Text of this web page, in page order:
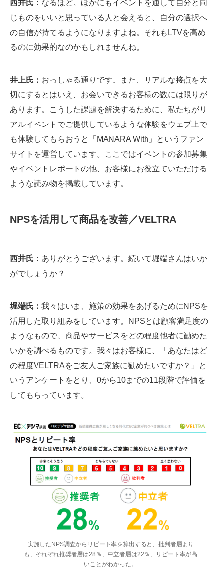
西井氏： なるほど。ほかにもイベントを通して自分と同
じものをいいと思っている人と会えると、自分の選択へ
の自信が持てるようになりますよね。それもLTVを高め
るのに効果的なのかもしれませんね。
井上氏： おっしゃる通りです。また、リアルな接点を大
切にするとはいえ、お会いできるお客様の数には限りが
あります。こうした課題を解決するために、私たちがリ
アルイベントでご提供しているような体験をウェブ上で
も体験してもらおうと「MANARA With」というファン
サイトを運営しています。ここではイベントの参加募集
やイベントレポートの他、お客様にお役立ていただける
ような読み物を掲載しています。
NPSを活用して商品を改善／VELTRA
西井氏： ありがとうございます。続いて堀端さんはいか
がでしょうか？
堀端氏： 我々はいま、施策の効果をあげるためにNPSを
活用した取り組みをしています。NPSとは顧客満足度の
ようなもので、商品やサービスをどの程度他者に勧めた
いかを調べるものです。我々はお客様に、「あなたはど
の程度VELTRAをご友人ご家族に勧めたいですか？」と
いうアンケートをとり、0から10までの11段階で評価を
してもらっています。
実施したNPS調査からリピート率を算出すると、批判者層より
も、それぞれ推奨者層は28％、中立者層は22％、リピート率が高
いことがわかった。